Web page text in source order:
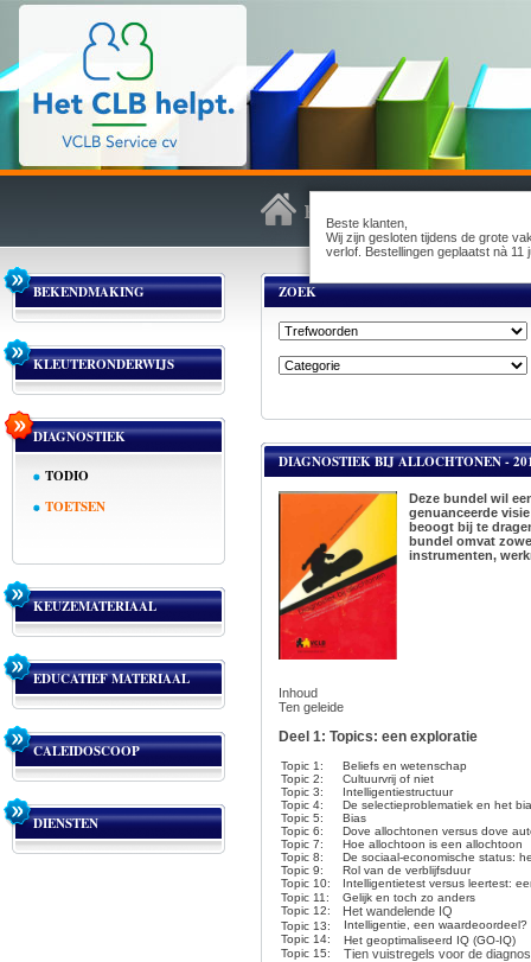
Beste klanten,
Wij zijn gesloten tijdens de grote
verlof. Bestellingen geplaatst nà
BEKENDMAKING
KLEUTERONDERWIJS
DIAGNOSTIEK
TODIO
TOETSEN
KEUZEMATERIAAL
EDUCATIEF MATERIAAL
CALEIDOSCOOP
DIENSTEN
ZOEK
DIAGNOSTIEK BIJ ALLOCHTONEN -
Deze bundel wil
genuanceerde
beoogt bij te
bundel omvat
instrumenten,
Inhoud
Ten geleide
Deel 1: Topics: een exploratie
Topic 1:
Beliefs en wetenschap
Topic 2:
Cultuurvrij of niet
Topic 3:
Intelligentiestructuur
Topic 4:
De selectieproblematiek en het
Topic 5:
Bias
Topic 6:
Dove allochtonen versus dove
Topic 7:
Hoe allochtoon is een allochtoon
Topic 8:
De sociaal-economische status:
Topic 9:
Rol van de verblijfsduur
Topic 10:
Intelligentietest versus leertest:
Topic 11:
Gelijk en toch zo anders
Topic 12:
Het wandelende IQ
Topic 13:
Intelligentie, een waardeoordeel?
Topic 14:
Het geoptimaliseerd IQ (GO-IQ)
Topic 15:
Tien vuistregels voor de